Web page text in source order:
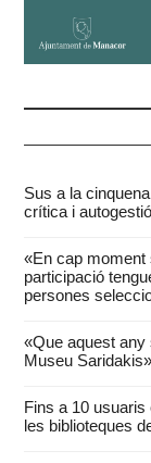
Sus a la
crítica i autogestió
«En cap moment
participació
persones
«Que aquest
Museu Saridakis»
Fins a 10 usuaris
les biblioteques